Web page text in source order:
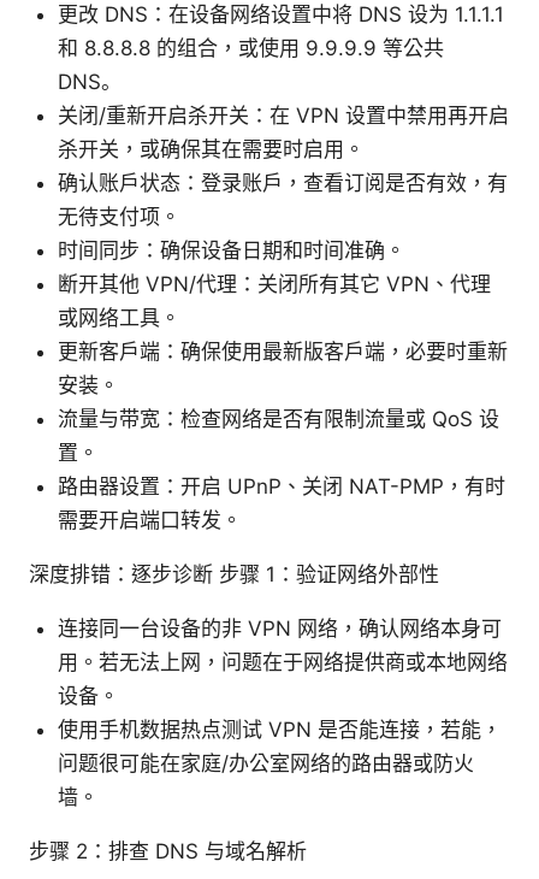
更改 DNS：在设备网络设置中将 DNS 设为 1.1.1.1
和 8.8.8.8 的组合，或使用 9.9.9.9 等公共
DNS。
关闭/重新开启杀开关：在 VPN 设置中禁用再开启
杀开关，或确保其在需要时启用。
确认账户状态：登录账户，查看订阅是否有效，有
无待支付项。
时间同步：确保设备日期和时间准确。
断开其他 VPN/代理：关闭所有其它 VPN、代理
或网络工具。
更新客户端：确保使用最新版客户端，必要时重新
安装。
流量与带宽：检查网络是否有限制流量或 QoS 设
置。
路由器设置：开启 UPnP、关闭 NAT-PMP，有时
需要开启端口转发。
深度排错：逐步诊断 步骤 1：验证网络外部性
连接同一台设备的非 VPN 网络，确认网络本身可
用。若无法上网，问题在于网络提供商或本地网络
设备。
使用手机数据热点测试 VPN 是否能连接，若能，
问题很可能在家庭/办公室网络的路由器或防火
墙。
步骤 2：排查 DNS 与域名解析